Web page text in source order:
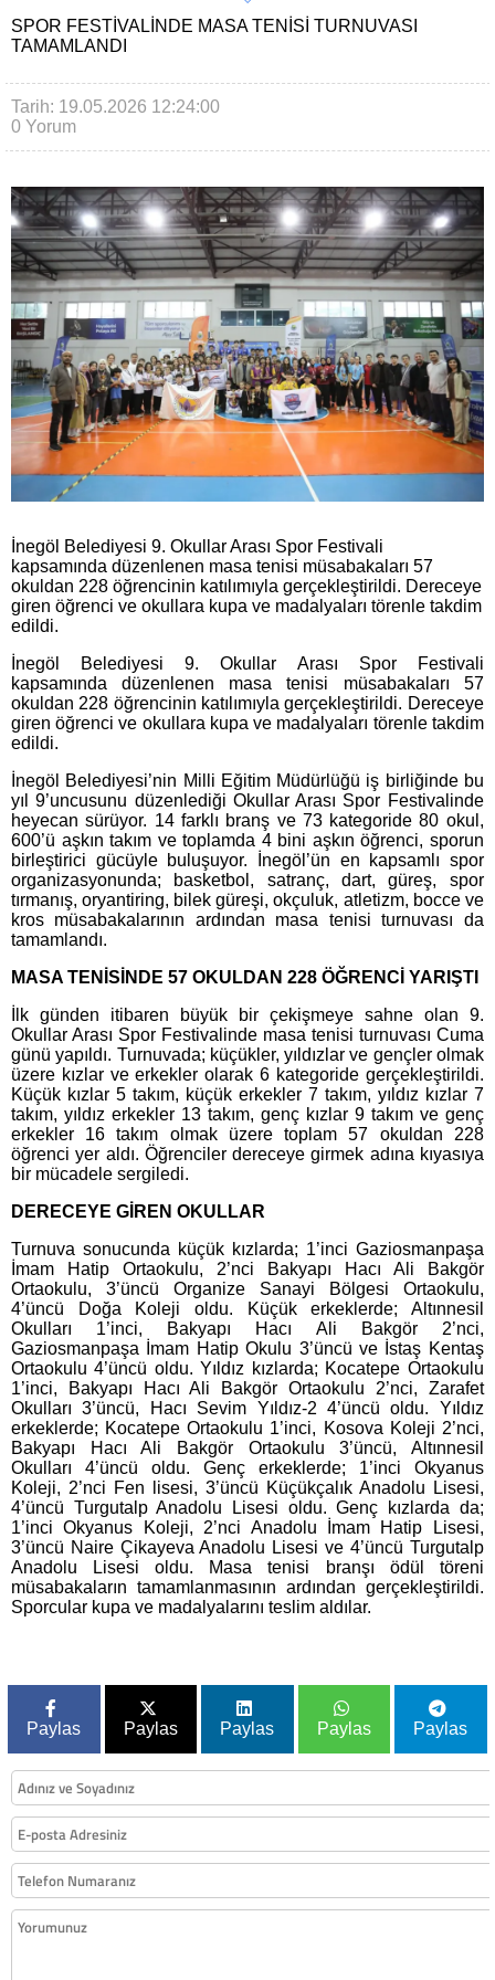
SPOR FESTIVALINDE MASA TENISI TURNUVASI
TAMAMLANDI
Tarih: 19.05.2026 12:24:00
0 Yorum
İnegöl Belediyesi 9. Okullar Arası Spor Festivali
kapsamında düzenlenen masa tenisi müsabakaları 57
okuldan 228 öğrencinin katılımıyla gerçekleştirildi. Dereceye
giren öğrenci ve okullara kupa ve madalyaları törenle takdim
edildi.
İnegöl Belediyesi 9. Okullar Arası Spor Festivali
kapsamında düzenlenen masa tenisi müsabakaları 57
okuldan 228 öğrencinin katılımıyla gerçekleştirildi. Dereceye
giren öğrenci ve okullara kupa ve madalyaları törenle takdim
edildi.
İnegöl Belediyesi’nin Milli Eğitim Müdürlüğü iş birliğinde bu
yıl 9’uncusunu düzenlediği Okullar Arası Spor Festivalinde
heyecan sürüyor. 14 farklı branş ve 73 kategoride 80 okul,
600’ü aşkın takım ve toplamda 4 bini aşkın öğrenci, sporun
birleştirici gücüyle buluşuyor. İnegöl’ün en kapsamlı spor
organizasyonunda; basketbol, satranç, dart, güreş, spor
tırmanış, oryantiring, bilek güreşi, okçuluk, atletizm, bocce ve
kros müsabakalarının ardından masa tenisi turnuvası da
tamamlandı.
MASA TENİSİNDE 57 OKULDAN 228 ÖĞRENCİ YARIŞTI
İlk günden itibaren büyük bir çekişmeye sahne olan 9.
Okullar Arası Spor Festivalinde masa tenisi turnuvası Cuma
günü yapıldı. Turnuvada; küçükler, yıldızlar ve gençler olmak
üzere kızlar ve erkekler olarak 6 kategoride gerçekleştirildi.
Küçük kızlar 5 takım, küçük erkekler 7 takım, yıldız kızlar 7
takım, yıldız erkekler 13 takım, genç kızlar 9 takım ve genç
erkekler 16 takım olmak üzere toplam 57 okuldan 228
öğrenci yer aldı. Öğrenciler dereceye girmek adına kıyasıya
bir mücadele sergiledi.
DERECEYE GİREN OKULLAR
Turnuva sonucunda küçük kızlarda; 1’inci Gaziosmanpaşa
İmam Hatip Ortaokulu, 2’nci Bakyapı Hacı Ali Bakgör
Ortaokulu, 3’üncü Organize Sanayi Bölgesi Ortaokulu,
4’üncü Doğa Koleji oldu. Küçük erkeklerde; Altınnesil
Okulları 1’inci, Bakyapı Hacı Ali Bakgör 2’nci,
Gaziosmanpaşa İmam Hatip Okulu 3’üncü ve İstaş Kentaş
Ortaokulu 4’üncü oldu. Yıldız kızlarda; Kocatepe Ortaokulu
1’inci, Bakyapı Hacı Ali Bakgör Ortaokulu 2’nci, Zarafet
Okulları 3’üncü, Hacı Sevim Yıldız-2 4’üncü oldu. Yıldız
erkeklerde; Kocatepe Ortaokulu 1’inci, Kosova Koleji 2’nci,
Bakyapı Hacı Ali Bakgör Ortaokulu 3’üncü, Altınnesil
Okulları 4’üncü oldu. Genç erkeklerde; 1’inci Okyanus
Koleji, 2’nci Fen lisesi, 3’üncü Küçükçalık Anadolu Lisesi,
4’üncü Turgutalp Anadolu Lisesi oldu. Genç kızlarda da;
1’inci Okyanus Koleji, 2’nci Anadolu İmam Hatip Lisesi,
3’üncü Naire Çikayeva Anadolu Lisesi ve 4’üncü Turgutalp
Anadolu Lisesi oldu. Masa tenisi branşı ödül töreni
müsabakaların tamamlanmasının ardından gerçekleştirildi.
Sporcular kupa ve madalyalarını teslim aldılar.
Paylas Paylas Paylas Paylas Paylas